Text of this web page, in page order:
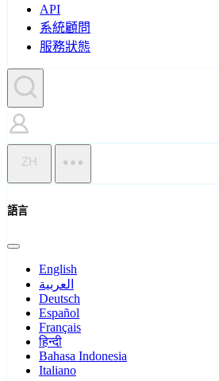
API
系統顧問
服務狀態
ZH
語言
English
العربية
Deutsch
Español
Français
हिन्दी
Bahasa Indonesia
Italiano